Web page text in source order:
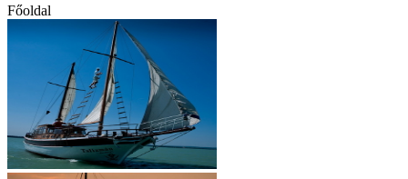
Főoldal